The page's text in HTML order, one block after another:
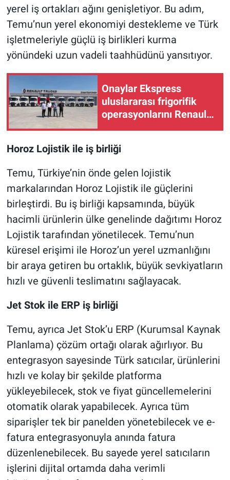
yerel iş ortakları ağını genişletiyor. Bu adım,
Temu’nun yerel ekonomiyi destekleme ve Türk
işletmeleriyle güçlü iş birlikleri kurma
yönündeki uzun vadeli taahhüdünü yansıtıyor.
Onaylar Ekspress
uluslararası frigorifik
operasyonlarını Renault
Horoz Lojistik ile iş birliği
Temu, Türkiye’nin önde gelen lojistik
markalarından Horoz Lojistik ile güçlerini
birleştirdi. Bu iş birliği kapsamında, büyük
hacimli ürünlerin ülke genelinde dağıtımı Horoz
Lojistik tarafından yönetilecek. Temu’nun
küresel erişimi ile Horoz’un yerel uzmanlığını
bir araya getiren bu ortaklık, büyük sevkiyatların
hızlı ve güvenli teslimatını sağlayacak.
Jet Stok ile ERP iş birliği
Temu, ayrıca Jet Stok’u ERP (Kurumsal Kaynak
Planlama) çözüm ortağı olarak ağırlıyor. Bu
entegrasyon sayesinde Türk satıcılar, ürünlerini
hızlı ve kolay bir şekilde platforma
yükleyebilecek, stok ve fiyat güncellemelerini
otomatik olarak yapabilecek. Ayrıca tüm
siparişler tek bir panelden yönetebilecek ve e-
fatura entegrasyonuyla anında fatura
düzenlenebilecek. Bu sayede yerel satıcıların
işlerini dijital ortamda daha verimli